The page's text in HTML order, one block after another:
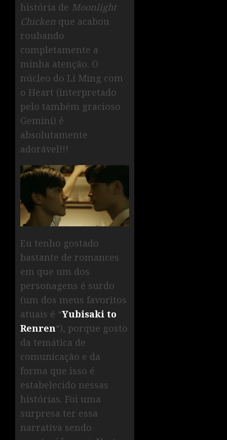
história de Moonlight
Chicken que acabou
roubando
completamente a
minha atenção. O
núcleo do Li Ming com
o Heart (interpretado
pelo também gracioso
Gemini) é
absolutamente
adorável!!!
Eu tenho gostado
bastante de romances
em que um dos
personagens é surdo
(um dos meus favoritos
atuais é “Yubisaki to
Renren“), porque gosto
da temática de
comunicação e da
forma que isso é
estabelecido nessas
histórias. Foi uma
surpresa ter essa
narrativa sendo